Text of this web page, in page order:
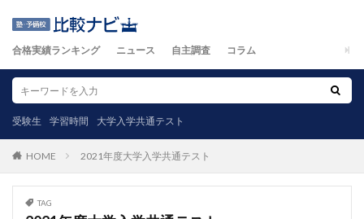
合格実績ランキング ニュース 自主調査 コラム
受験生 学習時間 大学入学共通テスト
HOME 2021年度大学入学共通テスト
TAG